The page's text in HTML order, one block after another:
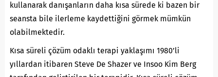
kullanarak danışanların daha kısa sürede ki bazen bir
seansta bile ilerleme kaydettiğini görmek mümkün
olabilmektedir.
Kısa süreli çözüm odaklı terapi yaklaşımı 1980’li
yıllardan itibaren Steve De Shazer ve Insoo Kim Berg